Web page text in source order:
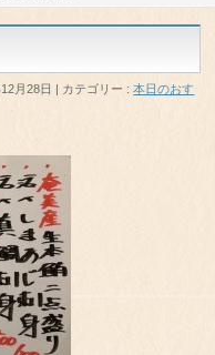
月28日 カテゴリー :本日のおす